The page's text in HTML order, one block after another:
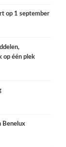
op 1 september
op één plek
Benelux